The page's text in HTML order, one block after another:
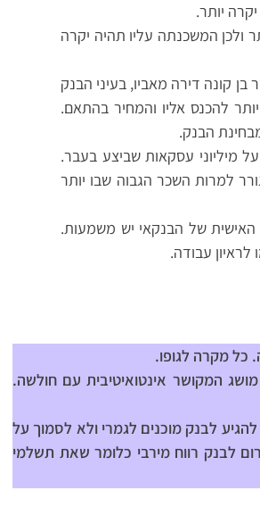
יותר.
ולכן המשכנתה עליו תהיה יקרה
קונה דירה מאביו, בעיני הבנק
להכנס אליו והמחיר בהתאם.
הבנק.
מיליוני עסקאות שביצע בעבר.
למרות השכר הגבוה שבו יותר
של הבנקאי יש משמעות.
עבודה.
כל מקרה לגופו.
המקושר אינטואיטיבית עם חולשה.
לבנק מוכנים לגמרי ולא לסמוך על
לבנק רווח מירבי כלומר שאת תשלמי